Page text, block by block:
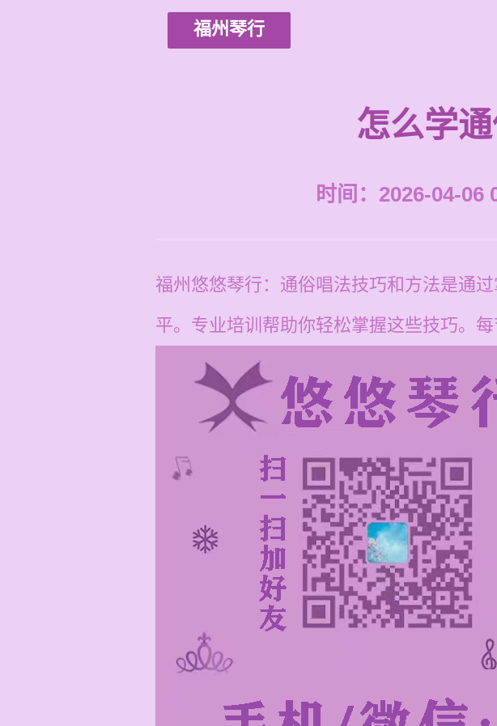
福州琴行
怎么学
时间：2026-04-06
福州悠悠琴行：通俗唱法技巧和方法是通
平。专业培训帮助你轻松掌握这些技巧。每